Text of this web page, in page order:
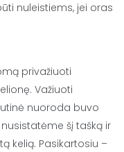
nuleistiems, jei oras
privažiuoti
Važiuoti
nuoroda buvo
nusistatėme šį tašką ir
kelią. Pasikartosiu –